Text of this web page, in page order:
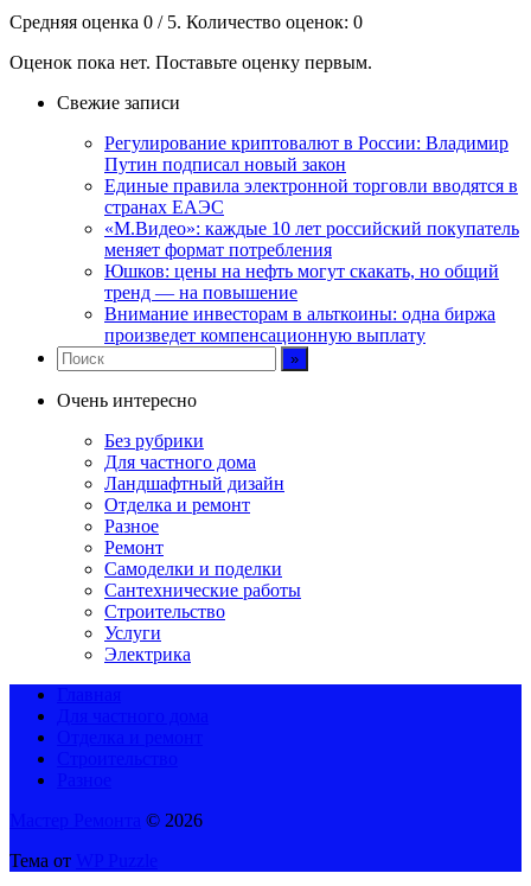
Средняя оценка 0 / 5. Количество оценок: 0
Оценок пока нет. Поставьте оценку первым.
Свежие записи
Регулирование криптовалют в России: Владимир
Путин подписал новый закон
Единые правила электронной торговли вводятся в
странах ЕАЭС
«М.Видео»: каждые 10 лет российский покупатель
меняет формат потребления
Юшков: цены на нефть могут скакать, но общий
тренд — на повышение
Внимание инвесторам в альткоины: одна биржа
произведет компенсационную выплату
Очень интересно
Без рубрики
Для частного дома
Ландшафтный дизайн
Отделка и ремонт
Разное
Ремонт
Самоделки и поделки
Сантехнические работы
Строительство
Услуги
Электрика
© 2026
Тема от